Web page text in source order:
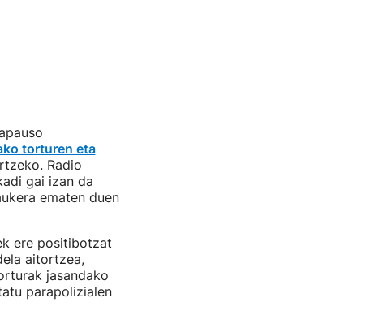
torturen eta
Radio
gai izan da
ematen duen
ere positibotzat
aitortzea,
jasandako
parapolizialen